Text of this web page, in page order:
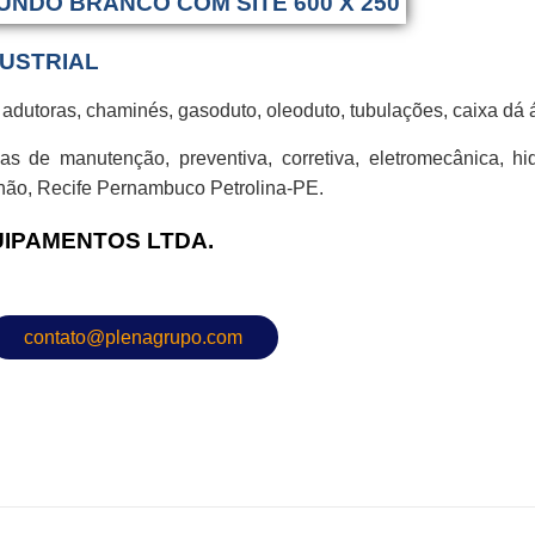
chaminés, gasoduto, oleoduto, tubulações, caixa dá
de manutenção, preventiva, corretiva, eletromecânica,
Recife Pernambuco Petrolina-PE.
LTDA.
contato@plenagrupo.com